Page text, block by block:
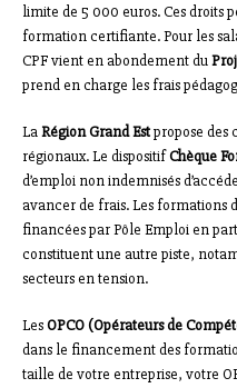
limite de 5 000 euros. Ces droits
formation certifiante. Pour les
CPF vient en abondement du
prend en charge les frais
LaRégion Grand Estpropose des
régionaux. Le dispositifChèque
d’emploi non indemnisés
avancer de frais. Les formations
financées par Pôle Emploi en
constituent une autre piste,
secteurs en tension.
LesOPCO (Opérateurs de
dans le financement des
taille de votre entreprise, votre